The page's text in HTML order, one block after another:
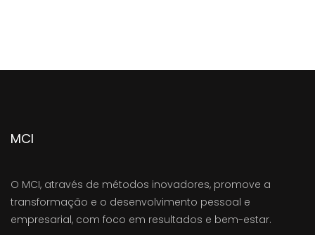
MCI
O MCI, através de métodos inovadores, promove a
transformação e o desenvolvimento pessoal e
empresarial, com foco em resultados e bem-estar.